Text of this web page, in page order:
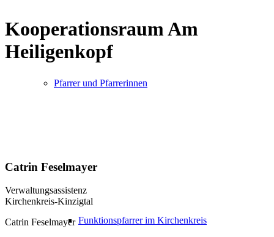
Pfarrer und Pfarrerinnen
Funktionspfarrer im Kirchenkreis
Kooperationsraum Am
Heiligenkopf
Catrin Feselmayer
Verwaltungsassistenz
Kirchenkreis-Kinzigtal
Catrin Feselmayer